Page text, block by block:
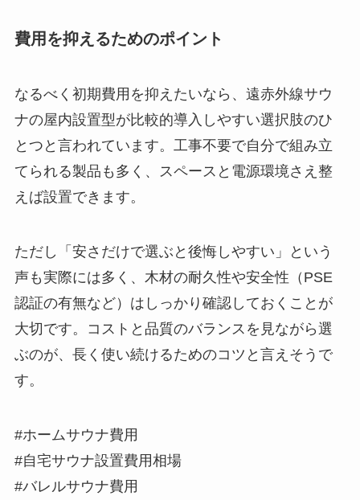
費用を抑えるためのポイント
なるべく初期費用を抑えたいなら、遠赤外線サウ
ナの屋内設置型が比較的導入しやすい選択肢のひ
とつと言われています。工事不要で自分で組み立
てられる製品も多く、スペースと電源環境さえ整
えば設置できます。
ただし「安さだけで選ぶと後悔しやすい」という
声も実際には多く、木材の耐久性や安全性（PSE
認証の有無など）はしっかり確認しておくことが
大切です。コストと品質のバランスを見ながら選
ぶのが、長く使い続けるためのコツと言えそうで
す。
#ホームサウナ費用
#自宅サウナ設置費用相場
#バレルサウナ費用